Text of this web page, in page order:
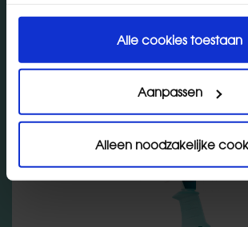
Alle cookies toestaan
Aanpassen
Alleen noodzakelijke
MULTIFUNCTIONELE